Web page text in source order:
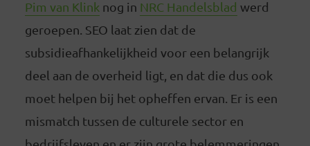
Pim van Klink nog in NRC Handelsblad werd
geroepen. SEO laat zien dat de
subsidieafhankelijkheid voor een belangrijk
deel aan de overheid ligt, en dat die dus ook
moet helpen bij het opheffen ervan. Er is een
mismatch tussen de culturele sector en